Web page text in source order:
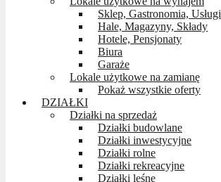
Sklep, Gastronomia, Usługi
Hale, Magazyny, Składy
Hotele, Pensjonaty
Biura
Garaże
Lokale użytkowe na zamianę
Pokaż wszystkie oferty
DZIAŁKI
Działki na sprzedaż
Działki budowlane
Działki inwestycyjne
Działki rolne
Działki rekreacyjne
Działki leśne